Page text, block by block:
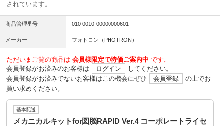
されています。
商品管理番号 010-0010-00000000601
メーカー フォトロン（PHOTRON）
ただいまご覧の商品は 会員様限定で特価ご案内中 です。
会員登録がお済みのお客様は
ログイン
してください。
会員登録がお済みでないお客様はこの機会にぜひ
会員登録
の上でお
買い求めください。
基本配送
メカニカルキットfor図脳RAPID Ver.4 コーポレートライセ